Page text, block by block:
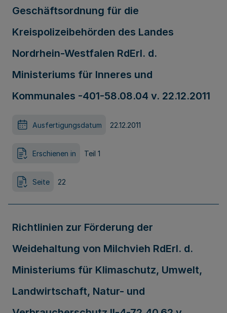
Geschäftsordnung für die
Kreispolizeibehörden des Landes
Nordrhein-Westfalen RdErl. d.
Ministeriums für Inneres und
Kommunales -401-58.08.04 v. 22.12.2011
Ausfertigungsdatum 22.12.2011
Erschienen in Teil 1
Seite 22
Richtlinien zur Förderung der
Weidehaltung von Milchvieh RdErl. d.
Ministeriums für Klimaschutz, Umwelt,
Landwirtschaft, Natur- und